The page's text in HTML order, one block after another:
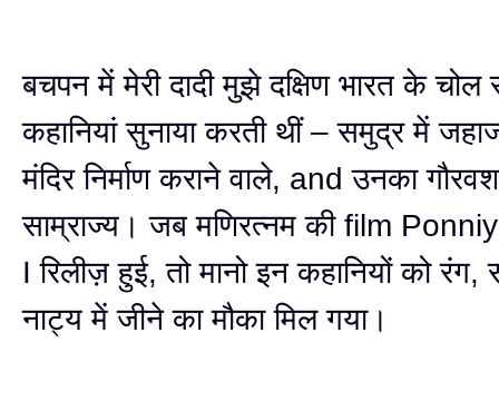
बचपन में मेरी दादी मुझे दक्षिण भारत के चोल
कहानियां सुनाया करती थीं – समुद्र में
मंदिर निर्माण कराने वाले, and उनका
साम्राज्य। जब मणिरत्नम की film
I रिलीज़ हुई, तो मानो इन कहानियों को
नाट्य में जीने का मौका मिल गया।